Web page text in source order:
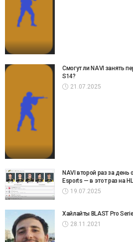
Смогут ли NAVI занять
S14?
21.07.2025
NAVI второй раз за день
Esports — в этот раз на
19.07.2025
Хайлайты BLAST Pro
28.11.2021